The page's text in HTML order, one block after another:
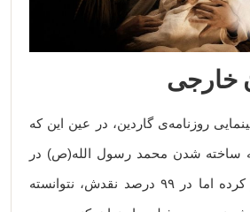
خارجی
روزنامه‌ی گاردین، در عین این که
ساخته شدن محمد رسول الله(ص) در
کشور ایران پرهیز کرده اما در ۹۹ درصد نقدش، نتوانسته